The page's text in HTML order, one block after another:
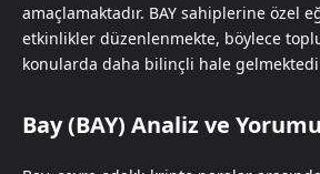
amaçlamaktadır. BAY sahiplerine özel
etkinlikler düzenlenmekte, böylece
konularda daha bilinçli hale
Bay (BAY) Analiz ve Yorumu